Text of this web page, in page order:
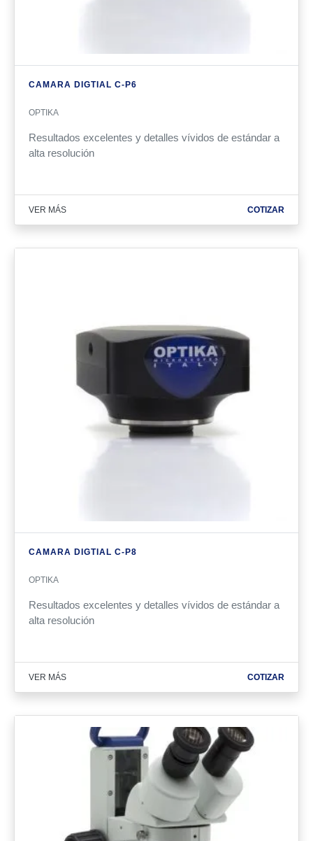
CAMARA DIGTIAL C-P6
OPTIKA
Resultados excelentes y detalles vívidos de estándar a
alta resolución
VER MÁS COTIZAR
CAMARA DIGTIAL C-P8
OPTIKA
Resultados excelentes y detalles vívidos de estándar a
alta resolución
VER MÁS COTIZAR